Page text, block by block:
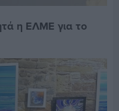
η ΕΛΜΕ για το